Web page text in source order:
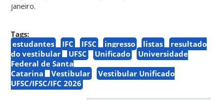
janeiro.
Tags:
estudantes
IFC IFSC ingresso listas
resultado
do vestibular
UFSC Unificado
Universidade
Federal de Santa
Catarina
Vestibular
Vestibular Unificado
UFSC/IFSC/IFC 2026